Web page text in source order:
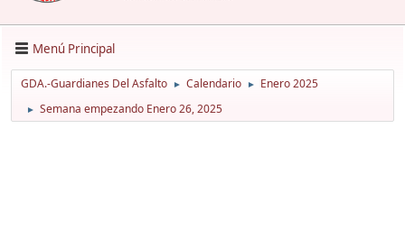
Menú Principal
GDA.-Guardianes Del Asfalto ► Calendario ► Enero 2025
► Semana empezando Enero 26, 2025